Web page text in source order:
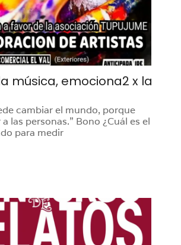
música, emociona2 x la
cambiar el mundo, porque
las personas.” Bono ¿Cuál es el
para medir